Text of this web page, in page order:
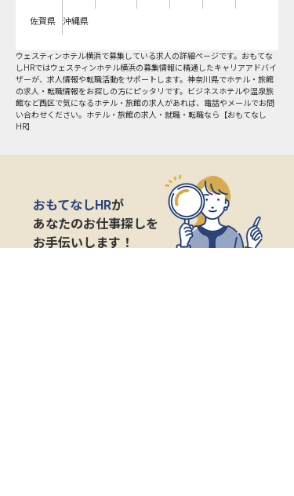
佐賀県 沖縄県
ウェスティンホテル横浜で募集している求人の詳細ページです。おもてな
しHRではウェスティンホテル横浜の募集情報に精通したキャリアアドバイ
ザーが、求人情報や転職活動をサポートします。神奈川県でホテル・旅館
の求人・転職情報をお探しの方にピッタリです。ビジネスホテルや温泉旅
館など西区で気になるホテル・旅館の求人があれば、電話やメールでお問
い合わせください。ホテル・旅館の求人・就職・転職なら【おもてなし
HR】
おもてなしHRが
あなたのお仕事探しを
お手伝いします！